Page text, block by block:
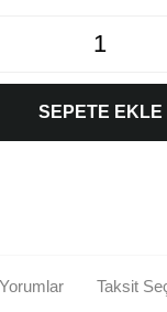
SEPETE EKLE
Yorumlar Taksit